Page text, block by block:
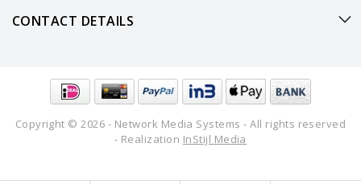
CONTACT DETAILS
Copyright © 2026 - Network Media Systems - All rights reserved
- Realization InStijl Media